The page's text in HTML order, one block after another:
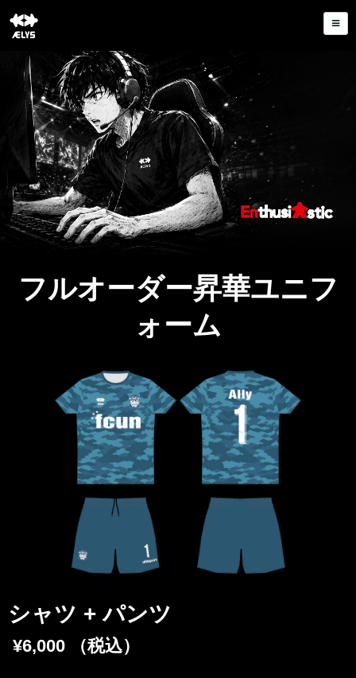
フルオーダー昇華ユニフ
ォーム
シャツ + パンツ
¥6,000 （税込）